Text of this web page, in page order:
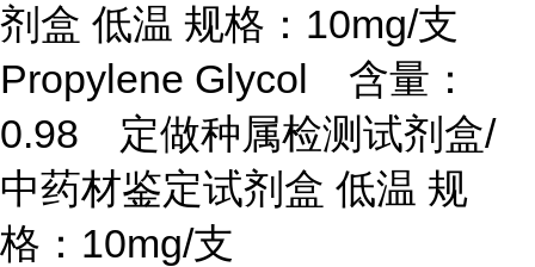
剂盒 低温 规格：10mg/支
Propylene Glycol 含量：
0.98 定做种属检测试剂盒/
中药材鉴定试剂盒 低温 规
格：10mg/支